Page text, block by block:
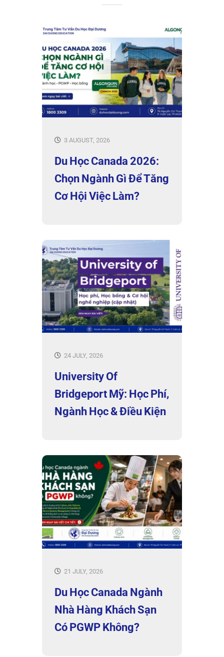
3 AUGUST, 2026
Du Học Canada 2026:
Chọn Ngành Gì Để Tăng
Cơ Hội Việc Làm?
24 JULY, 2026
University Of
Bridgeport Mỹ: Học Phí,
Ngành Học & Điều Kiện
21 JULY, 2026
Du Học Canada Ngành
Nhà Hàng Khách Sạn
Có PGWP Không?